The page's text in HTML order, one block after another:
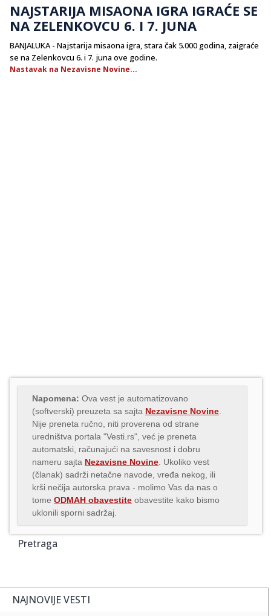
NAJSTARIJA MISAONA IGRA IGRAĆE SE
NA ZELENKOVCU 6. I 7. JUNA
BANJALUKA - Najstarija misaona igra, stara čak 5.000 godina, zaigraće
se na Zelenkovcu 6. i 7. juna ove godine.
Nastavak na Nezavisne Novine...
Napomena: Ova vest je automatizovano
(softverski) preuzeta sa sajta Nezavisne Novine
Nije preneta ručno, niti proverena od strane
uredništva portala "Vesti.rs", već je preneta
automatski, računajući na savesnost i dobru
nameru sajta Nezavisne Novine . Ukoliko vest
(članak) sadrži netačne navode, vređa nekog, ili
krši nečija autorska prava - molimo Vas da nas o
tome ODMAH obavestite obavestite kako bismo
uklonili sporni sadržaj.
Pretraga
NAJNOVIJE VESTI